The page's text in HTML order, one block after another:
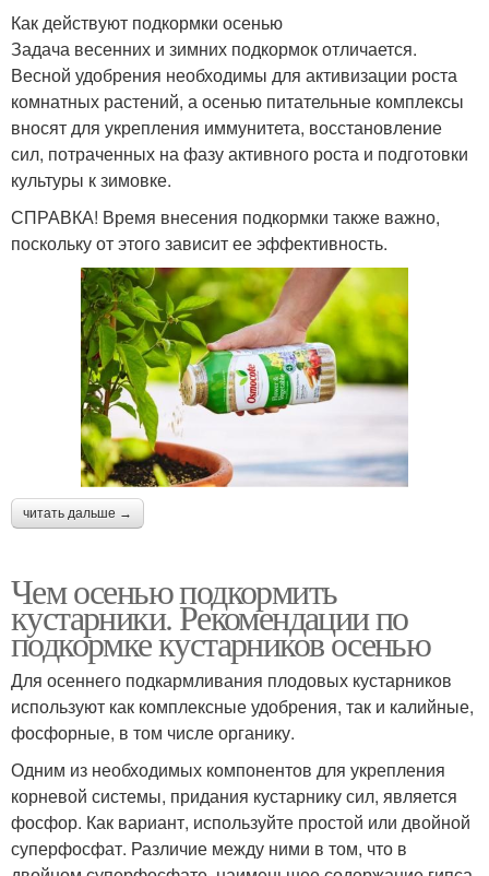
Как действуют подкормки осенью
Задача весенних и зимних подкормок отличается.
Весной удобрения необходимы для активизации роста
комнатных растений, а осенью питательные комплексы
вносят для укрепления иммунитета, восстановление
сил, потраченных на фазу активного роста и подготовки
культуры к зимовке.
СПРАВКА! Время внесения подкормки также важно,
поскольку от этого зависит ее эффективность.
читать дальше →
Чем осенью подкормить
кустарники. Рекомендации по
подкормке кустарников осенью
Для осеннего подкармливания плодовых кустарников
используют как комплексные удобрения, так и калийные,
фосфорные, в том числе органику.
Одним из необходимых компонентов для укрепления
корневой системы, придания кустарнику сил, является
фосфор. Как вариант, используйте простой или двойной
суперфосфат. Различие между ними в том, что в